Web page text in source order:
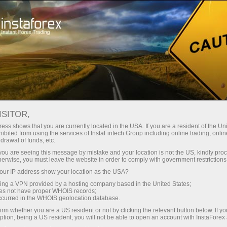
InstaForex билан сиз ҳақиқатан
эга бўласиз: 1:5000 гача кредит
елкаси, бозордаги энг яхши
спред ва комиссиялардан бири,
шунингдек акциялар ва
индекслар билан савдо қилиш
учун қулай шартлар.
Кичик
Ҳар бир депозит учун
30% бонус
Савдода
ва трассада тезлик
shows that you are currently located in the USA. If you are a resident of the
from using the services of InstaFintech Group including online trading,
of funds, etc.
are seeing this message by mistake and your location is not the US, kindly
you must leave the website in order to comply with government
IP address show your location as the USA?
a VPN provided by a hosting company based in the United States;
not have proper WHOIS records;
in the WHOIS geolocation database.
whether you are a US resident or not by clicking the relevant button below. If
being a US resident, you will not be able to open an account with InstaForex